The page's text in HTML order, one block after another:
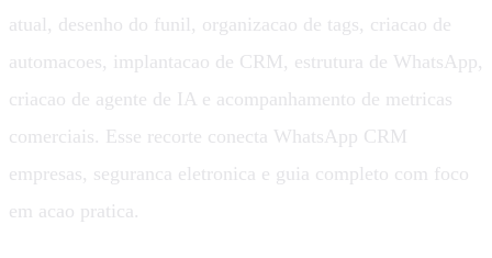
atual, desenho do funil, organizacao de tags, criacao de
automacoes, implantacao de CRM, estrutura de WhatsApp,
criacao de agente de IA e acompanhamento de metricas
comerciais. Esse recorte conecta WhatsApp CRM
empresas, seguranca eletronica e guia completo com foco
em acao pratica.